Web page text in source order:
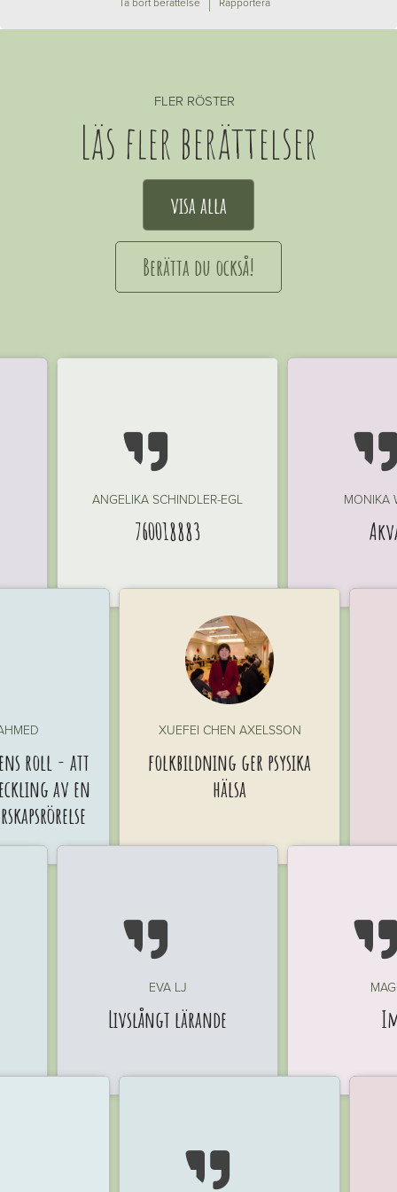
FLER RÖSTER
Läs fler berättelser
visa alla
Berätta du också!

ANGELIKA SCHINDLER-EGL
760018883

MONIKA
roll - att
av en
XUEFEI CHEN AXELSSON
folkbildning ger psysika
hälsa

EVA LJ
Livslångt lärande

